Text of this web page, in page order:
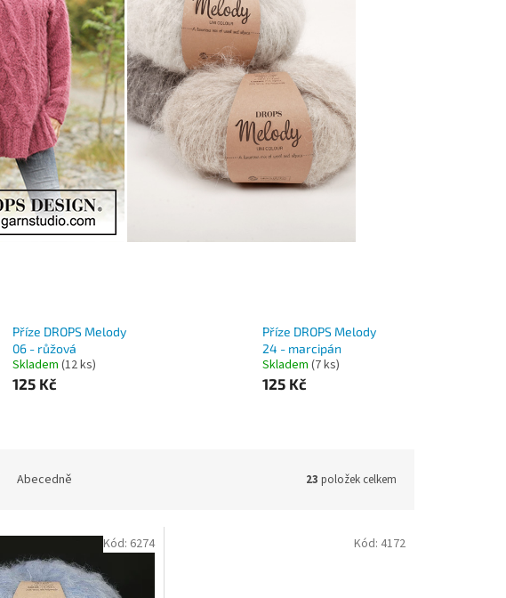
Příze DROPS Melody
06 - růžová
Skladem (12 ks)
125 Kč
Příze DROPS Melody
24 - marcipán
Skladem (7 ks)
125 Kč
Abecedně 23 položek celkem
Kód: 6274 Kód: 4172